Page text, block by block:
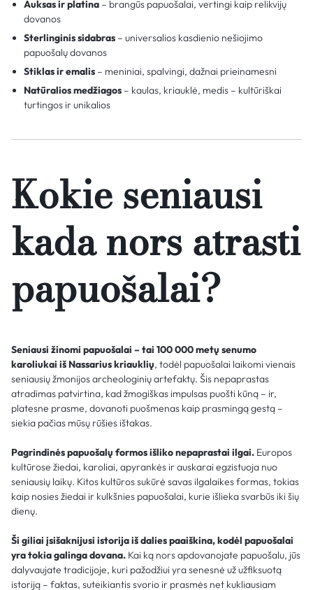
Auksas ir platina – brangūs papuošalai, vertingi kaip relikvijų
dovanos
Sterlinginis sidabras – universalios kasdienio nešiojimo
papuošalų dovanos
Stiklas ir emalis – meniniai, spalvingi, dažnai prieinamesni
Natūralios medžiagos – kaulas, kriauklė, medis – kultūriškai
turtingos ir unikalios
Kokie seniausi
kada nors atrasti
papuošalai?
Seniausi žinomi papuošalai – tai 100 000 metų senumo
karoliukai iš Nassarius kriauklių, todėl papuošalai laikomi vienais
seniausių žmonijos archeologinių artefaktų. Šis nepaprastas
atradimas patvirtina, kad žmogiškas impulsas puošti kūną – ir,
platesne prasme, dovanoti puošmenas kaip prasmingą gestą –
siekia pačias mūsų rūšies ištakas.
Pagrindinės papuošalų formos išliko nepaprastai ilgai. Europos
kultūrose žiedai, karoliai, apyrankės ir auskarai egzistuoja nuo
seniausių laikų. Kitos kultūros sukūrė savas ilgalaikes formas, tokias
kaip nosies žiedai ir kulkšnies papuošalai, kurie išlieka svarbūs iki šių
dienų.
Ši giliai įsišaknijusi istorija iš dalies paaiškina, kodėl papuošalai
yra tokia galinga dovana. Kai ką nors apdovanojate papuošalu, jūs
dalyvaujate tradicijoje, kuri pažodžiui yra senesnė už užfiksuotą
istoriją – faktas, suteikiantis svorio ir prasmės net kukliausiam